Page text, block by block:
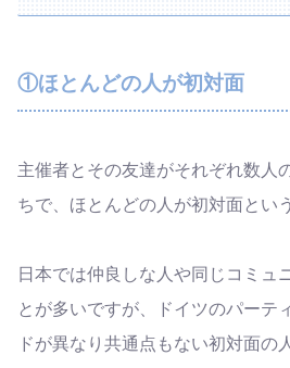
①ほとんどの人が初対面
主催者とその友達がそれぞれ数人
ちで、ほとんどの人が初対面とい
日本では仲良しな人や同じコミュ
とが多いですが、ドイツのパーテ
ドが異なり共通点もない初対面の